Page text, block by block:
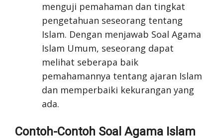
menguji pemahaman dan tingkat
pengetahuan seseorang tentang
Islam. Dengan menjawab Soal Agama
Islam Umum, seseorang dapat
melihat seberapa baik
pemahamannya tentang ajaran Islam
dan memperbaiki kekurangan yang
ada.
Contoh-Contoh Soal Agama Islam